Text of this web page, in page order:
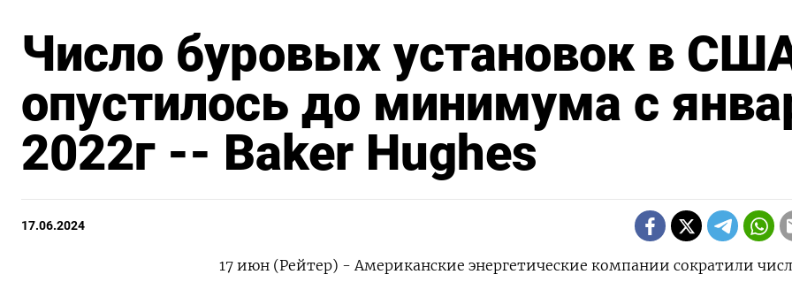
Число буровых установок в
опустилось до минимума с
2022г -- Baker Hughes
17.06.2024
17 июн (Рейтер) - Американские энергетические компании сократили